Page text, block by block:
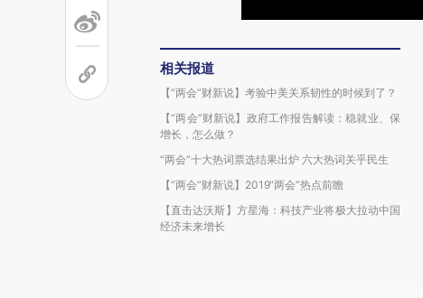
相关报道
【“两会”财新说】考验中美关系韧性的时候到了？
【“两会”财新说】政府工作报告解读：稳就业、保
增长，怎么做？
“两会”十大热词票选结果出炉 六大热词关乎民生
【“两会”财新说】2019“两会”热点前瞻
【直击达沃斯】方星海：科技产业将极大拉动中国
经济未来增长